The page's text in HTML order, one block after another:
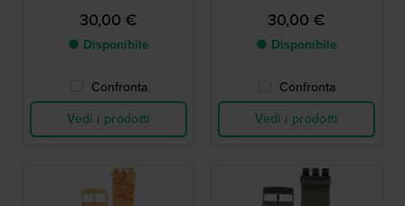
30,00 €
● Disponibile
Confronta
Vedi i prodotti
30,00 €
● Disponibile
Confronta
Vedi i prodotti